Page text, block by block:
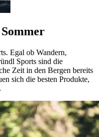
Egal ob Wandern,
Sports sind die
Zeit in den Bergen bereits
sich die besten Produkte,